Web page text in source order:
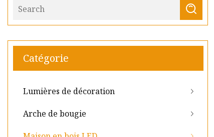
Catégorie
Lumières de décoration
Arche de bougie